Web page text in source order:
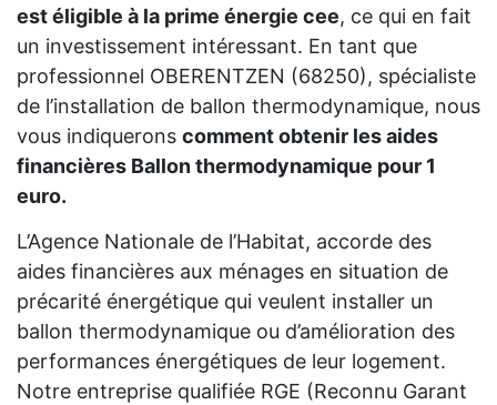
est éligible à la prime énergie cee, ce qui en fait
un investissement intéressant. En tant que
professionnel OBERENTZEN (68250), spécialiste
de l’installation de ballon thermodynamique, nous
vous indiquerons comment obtenir les aides
financières Ballon thermodynamique pour 1
euro.
L’Agence Nationale de l’Habitat, accorde des
aides financières aux ménages en situation de
précarité énergétique qui veulent installer un
ballon thermodynamique ou d’amélioration des
performances énergétiques de leur logement.
Notre entreprise qualifiée RGE (Reconnu Garant